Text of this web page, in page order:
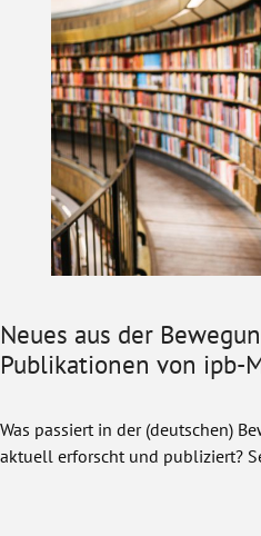
Neues aus der
Publikationen von ipb-
Was passiert in der (deutschen)
aktuell erforscht und publiziert?